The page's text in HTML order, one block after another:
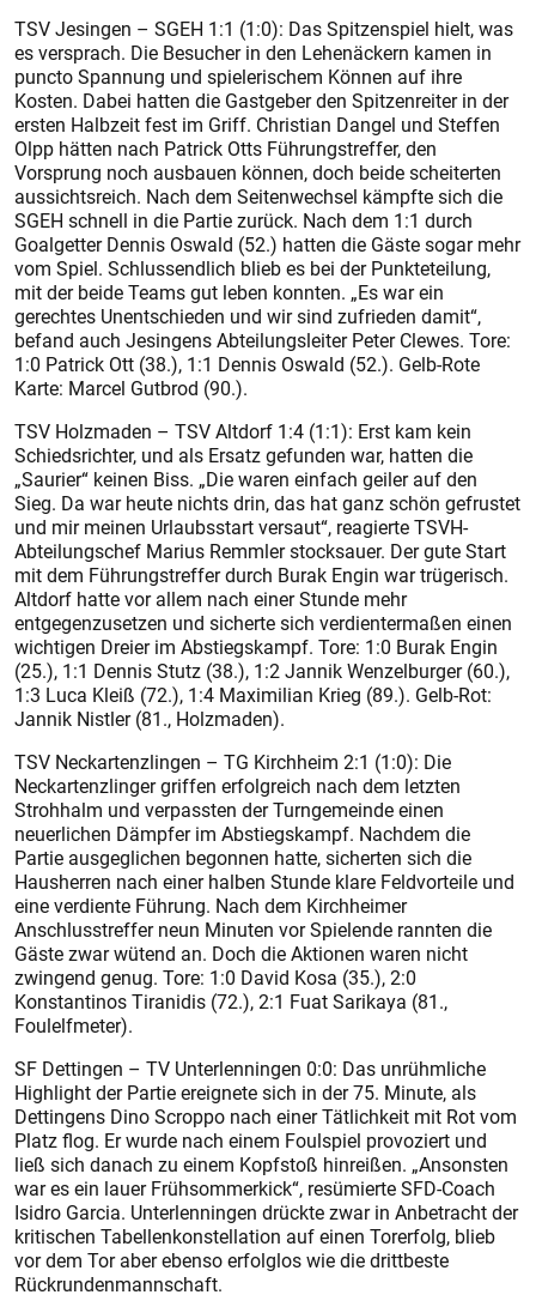
TSV Jesingen – SGEH 1:1 (1:0): Das Spitzenspiel hielt, was
es versprach. Die Besucher in den Lehenäckern kamen in
puncto Spannung und spielerischem Können auf ihre
Kosten. Dabei hatten die Gastgeber den Spitzenreiter in der
ersten Halbzeit fest im Griff. Christian Dangel und Steffen
Olpp hätten nach Patrick Otts Führungstreffer, den
Vorsprung noch ausbauen können, doch beide scheiterten
aussichtsreich. Nach dem Seitenwechsel kämpfte sich die
SGEH schnell in die Partie zurück. Nach dem 1:1 durch
Goalgetter Dennis Oswald (52.) hatten die Gäste sogar mehr
vom Spiel. Schlussendlich blieb es bei der Punkteteilung,
mit der beide Teams gut leben konnten. „Es war ein
gerechtes Unentschieden und wir sind zufrieden damit“,
befand auch Jesingens Abteilungsleiter Peter Clewes. Tore:
1:0 Patrick Ott (38.), 1:1 Dennis Oswald (52.). Gelb-Rote
Karte: Marcel Gutbrod (90.).
TSV Holzmaden – TSV Altdorf 1:4 (1:1): Erst kam kein
Schiedsrichter, und als Ersatz gefunden war, hatten die
„Saurier“ keinen Biss. „Die waren einfach geiler auf den
Sieg. Da war heute nichts drin, das hat ganz schön gefrustet
und mir meinen Urlaubsstart versaut“, reagierte TSVH-
Abteilungschef Marius Remmler stocksauer. Der gute Start
mit dem Führungstreffer durch Burak Engin war trügerisch.
Altdorf hatte vor allem nach einer Stunde mehr
entgegenzusetzen und sicherte sich verdientermaßen einen
wichtigen Dreier im Abstiegskampf. Tore: 1:0 Burak Engin
(25.), 1:1 Dennis Stutz (38.), 1:2 Jannik Wenzelburger (60.),
1:3 Luca Kleiß (72.), 1:4 Maximilian Krieg (89.). Gelb-Rot:
Jannik Nistler (81., Holzmaden).
TSV Neckartenzlingen – TG Kirchheim 2:1 (1:0): Die
Neckartenzlinger griffen erfolgreich nach dem letzten
Strohhalm und verpassten der Turngemeinde einen
neuerlichen Dämpfer im Abstiegskampf. Nachdem die
Partie ausgeglichen begonnen hatte, sicherten sich die
Hausherren nach einer halben Stunde klare Feldvorteile und
eine verdiente Führung. Nach dem Kirchheimer
Anschlusstreffer neun Minuten vor Spielende rannten die
Gäste zwar wütend an. Doch die Aktionen waren nicht
zwingend genug. Tore: 1:0 David Kosa (35.), 2:0
Konstantinos Tiranidis (72.), 2:1 Fuat Sarikaya (81.,
Foulelfmeter).
SF Dettingen – TV Unterlenningen 0:0: Das unrühmliche
Highlight der Partie ereignete sich in der 75. Minute, als
Dettingens Dino Scroppo nach einer Tätlichkeit mit Rot vom
Platz flog. Er wurde nach einem Foulspiel provoziert und
ließ sich danach zu einem Kopfstoß hinreißen. „Ansonsten
war es ein lauer Frühsommerkick“, resümierte SFD-Coach
Isidro Garcia. Unterlenningen drückte zwar in Anbetracht der
kritischen Tabellenkonstellation auf einen Torerfolg, blieb
vor dem Tor aber ebenso erfolglos wie die drittbeste
Rückrundenmannschaft.